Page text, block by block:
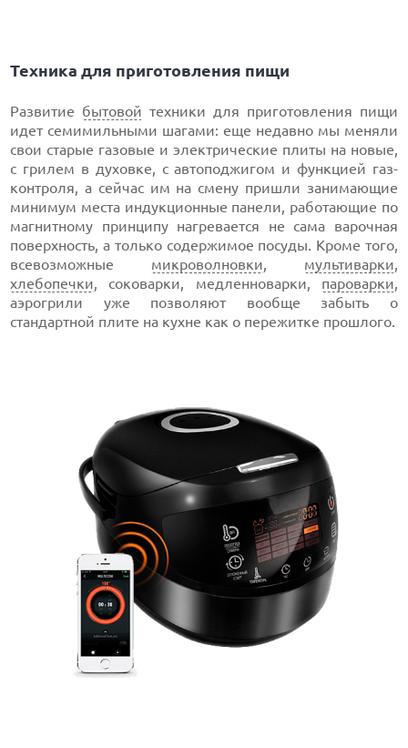
Техника для приготовления пищи
Развитие бытовой техники для приготовления пищи
идет семимильными шагами: еще недавно мы меняли
свои старые газовые и электрические плиты на новые,
с грилем в духовке, с автоподжигом и функцией газ-
контроля, а сейчас им на смену пришли занимающие
минимум места индукционные панели, работающие по
магнитному принципу нагревается не сама варочная
поверхность, а только содержимое посуды. Кроме того,
всевозможные микроволновки, мультиварки,
хлебопечки, соковарки, медленноварки, пароварки,
аэрогрили уже позволяют вообще забыть о
стандартной плите на кухне как о пережитке прошлого.